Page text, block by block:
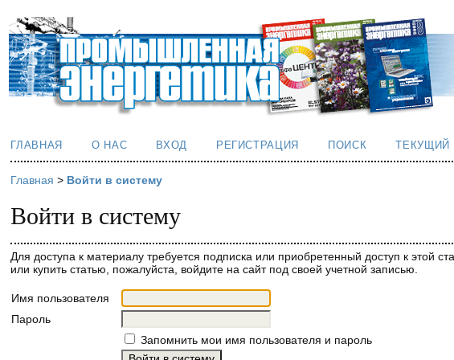
ГЛАВНАЯ О НАС ВХОД РЕГИСТРАЦИЯ ПОИСК ТЕКУЩИЙ
Главная > Войти в систему
Войти в систему
Для доступа к материалу требуется подписка или приобретенный доступ к этой
или купить статью, пожалуйста, войдите на сайт под своей учетной записью.
Имя пользователя
Пароль
Запомнить мои имя пользователя и пароль